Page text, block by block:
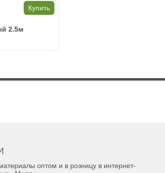
Купить
2.5м
оптом и в розницу в интернет-